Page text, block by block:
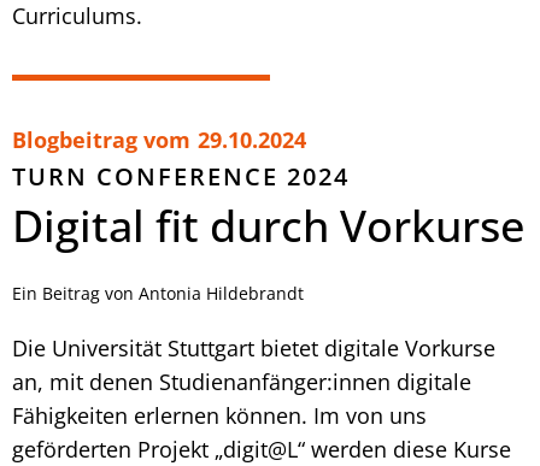
Curriculums.
Blogbeitrag vom 29.10.2024
TURN CONFERENCE 2024
Digital fit durch Vorkurse
Ein Beitrag von Antonia Hildebrandt
Die Universität Stuttgart bietet digitale Vorkurse
an, mit denen Studienanfänger:innen digitale
Fähigkeiten erlernen können. Im von uns
geförderten Projekt „digit@L“ werden diese Kurse